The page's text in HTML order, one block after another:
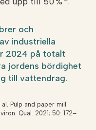
och
industriella
2024 på totalt
jordens bördighet
till vattendrag.
Pulp and paper mill
Qual. 2021; 50: 172–